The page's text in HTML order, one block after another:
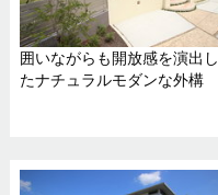
囲いながらも開放感を演出し
たナチュラルモダンな外構